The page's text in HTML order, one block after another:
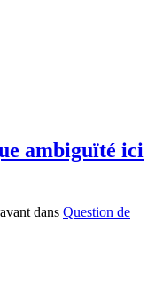
ambiguïté ici
dans Question de